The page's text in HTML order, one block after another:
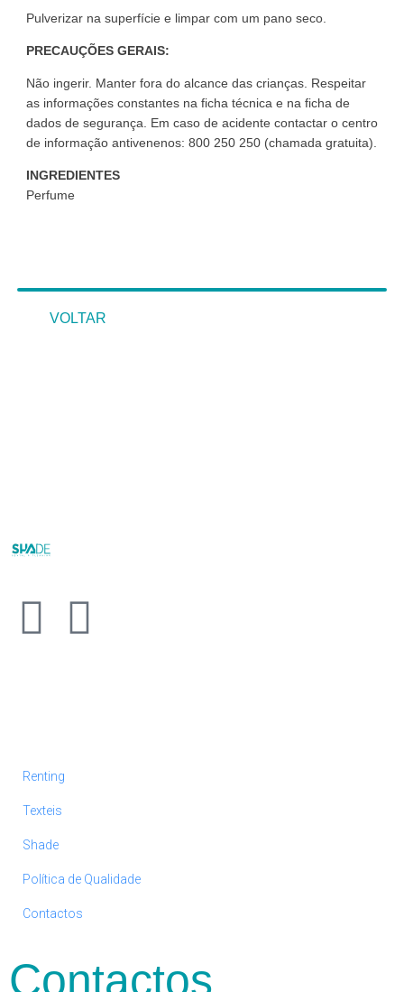
Pulverizar na superfície e limpar com um pano seco.
PRECAUÇÕES GERAIS:
Não ingerir. Manter fora do alcance das crianças. Respeitar
as informações constantes na ficha técnica e na ficha de
dados de segurança. Em caso de acidente contactar o centro
de informação antivenenos: 800 250 250 (chamada gratuita).
INGREDIENTES
Perfume
VOLTAR
Renting
Texteis
Shade
Política de Qualidade
Contactos
Contactos